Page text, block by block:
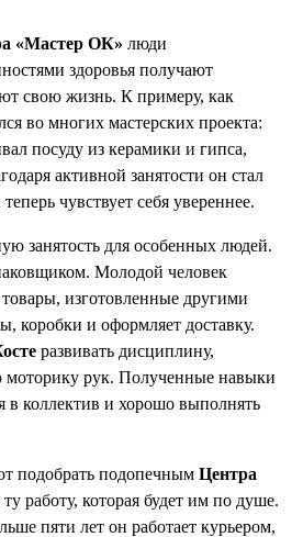
«Мастер ОК» люди
здоровья получают
свою жизнь. К примеру, как
во многих мастерских проекта:
посуду из керамики и гипса,
активной занятости он стал
чувствует себя увереннее.
занятость для особенных людей.
Молодой человек
изготовленные другими
коробки и оформляет доставку.
развивать дисциплину,
моторику рук. Полученные навыки
в коллектив и хорошо выполнять
подобрать подопечным Центра
работу, которая будет им по душе.
пяти лет он работает курьером,